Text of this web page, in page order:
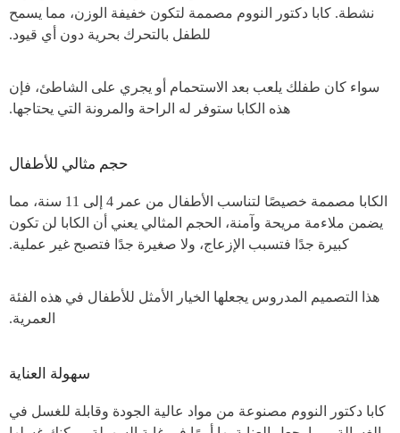
نشطة. كابا دكتور النووم مصممة لتكون خفيفة الوزن، مما يسمح
للطفل بالتحرك بحرية دون أي قيود.
سواء كان طفلك يلعب بعد الاستحمام أو يجري على الشاطئ، فإن
هذه الكابا ستوفر له الراحة والمرونة التي يحتاجها.
حجم مثالي للأطفال
الكابا مصممة خصيصًا لتناسب الأطفال من عمر 4 إلى 11 سنة، مما
يضمن ملاءمة مريحة وآمنة، الحجم المثالي يعني أن الكابا لن تكون
كبيرة جدًا فتسبب الإزعاج، ولا صغيرة جدًا فتصبح غير عملية.
هذا التصميم المدروس يجعلها الخيار الأمثل للأطفال في هذه الفئة
العمرية.
سهولة العناية
كابا دكتور النووم مصنوعة من مواد عالية الجودة وقابلة للغسل في